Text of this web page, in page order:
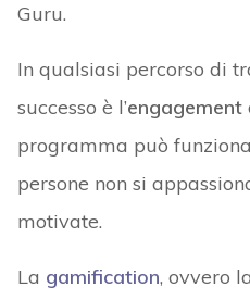
Guru.
In qualsiasi percorso di
successo è l’engagement
programma può
persone non si
motivate.
La gamification, ovvero